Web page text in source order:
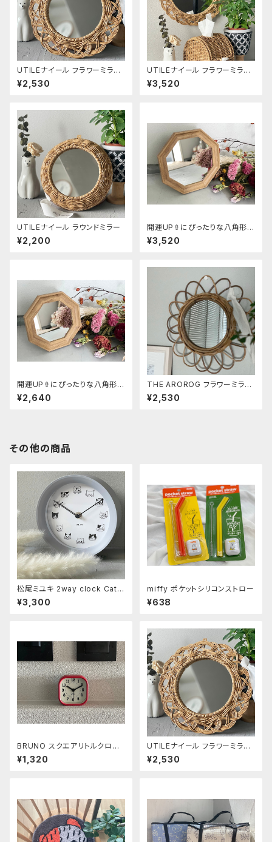
UTILEナイール フラワーミラー
Sサイズ
¥2,530
UTILEナイール フラワーミラー
Lサイズ
¥3,520
UTILEナイール ラウンドミラー
¥2,200
開運UP⇮にぴったりな八角形ミ
ラー Mサイズ
¥3,520
開運UP⇮にぴったりな八角形ミ
ラー Sサイズ
¥2,640
THE AROROG フラワーミラー
S size
¥2,530
その他の商品
松尾ミユキ 2way clock Cats
Gray
¥3,300
miffy ポケットシリコンストロー
¥638
BRUNO スクエアリトルクロッ
ク レッド
¥1,320
UTILEナイール フラワーミラー
Sサイズ
¥2,530